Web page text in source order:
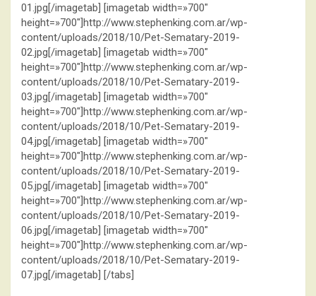
01.jpg[/imagetab] [imagetab width=»700″
height=»700″]http://www.stephenking.com.ar/wp-
content/uploads/2018/10/Pet-Sematary-2019-
02.jpg[/imagetab] [imagetab width=»700″
height=»700″]http://www.stephenking.com.ar/wp-
content/uploads/2018/10/Pet-Sematary-2019-
03.jpg[/imagetab] [imagetab width=»700″
height=»700″]http://www.stephenking.com.ar/wp-
content/uploads/2018/10/Pet-Sematary-2019-
04.jpg[/imagetab] [imagetab width=»700″
height=»700″]http://www.stephenking.com.ar/wp-
content/uploads/2018/10/Pet-Sematary-2019-
05.jpg[/imagetab] [imagetab width=»700″
height=»700″]http://www.stephenking.com.ar/wp-
content/uploads/2018/10/Pet-Sematary-2019-
06.jpg[/imagetab] [imagetab width=»700″
height=»700″]http://www.stephenking.com.ar/wp-
content/uploads/2018/10/Pet-Sematary-2019-
07.jpg[/imagetab] [/tabs]